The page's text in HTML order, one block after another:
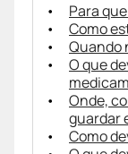
Para
Como
Quando
O que
Onde,
guardar
Como